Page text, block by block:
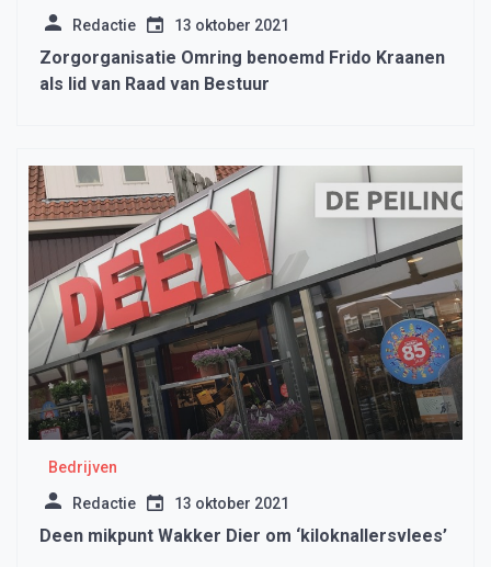
Redactie 13 oktober 2021
Zorgorganisatie Omring benoemd Frido Kraanen
als lid van Raad van Bestuur
Bedrijven
Redactie 13 oktober 2021
Deen mikpunt Wakker Dier om ‘kiloknallersvlees’